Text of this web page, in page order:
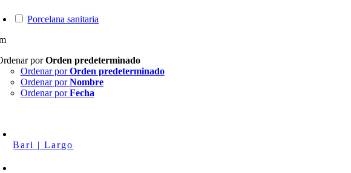
Porcelana sanitaria
porOrden predeterminado
Ordenar porOrden predeterminado
Ordenar porNombre
Ordenar porFecha
Bari | Largo